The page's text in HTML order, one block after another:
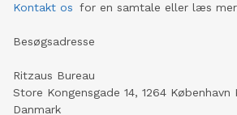
Kontakt os for en samtale eller læs
Besøgsadresse
Ritzaus Bureau
Store Kongensgade 14, 1264 København
Danmark